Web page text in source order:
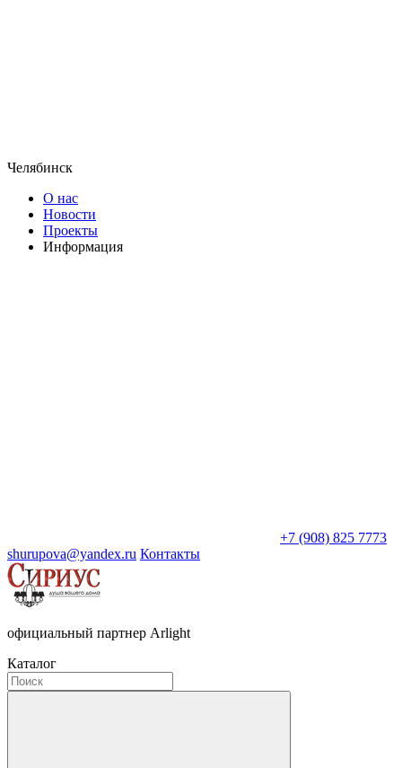
Челябинск
О нас
Новости
Проекты
Информация
+7 (908) 825 7773
shurupova@yandex.ru Контакты
официальный партнер Arlight
Каталог